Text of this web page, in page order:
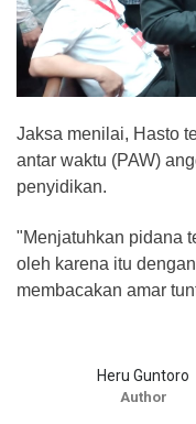
Jaksa menilai, Hasto
antar waktu (PAW)
penyidikan.
"Menjatuhkan pidana
oleh karena itu
membacakan amar
Heru Guntoro
Author